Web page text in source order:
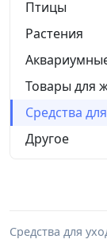
Птицы
Растения
Товары для
Средства
Другое
Средства для